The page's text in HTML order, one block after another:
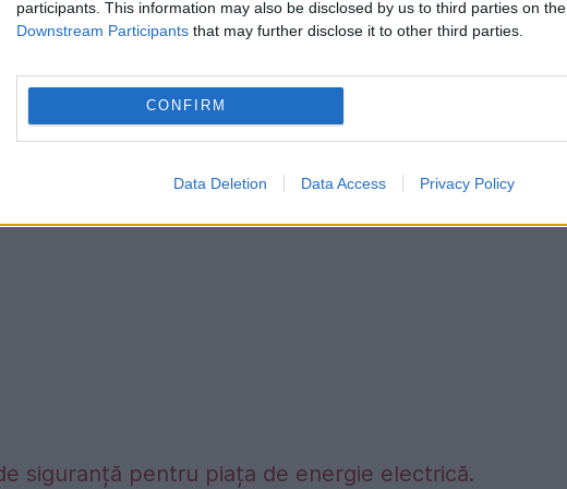
participants. This information may also be disclosed by us to third parties on the
Downstream Participants that may further disclose it to other third parties.
CONFIRM
Data Deletion Data Access Privacy Policy
cuprinde și o fotografie a copilotului Andreas
intenționat, provocând moartea tuturor celorlalte
siguranță pentru piața de energie electrică.